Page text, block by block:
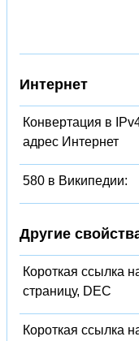
Интернет
Конвертация в
адрес Интернет
580 в Википедии:
Другие
Короткая ссылка
страницу, DEC
Короткая ссылка